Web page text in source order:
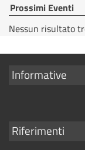
Prossimi Eventi
Nessun risultato
Mostra
Informative
Mostra
Riferimenti